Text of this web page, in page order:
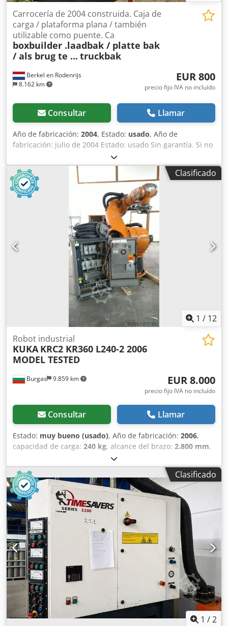
| Asistente de carril, asistente de frenado de emergencia |
Tapizado parcial en cuero, calefacción independiente |
Enganche de remolque | Bloqueo de diferencial |
Longitud de la carrocería aprox. 5 m | Salvo error, cambio
y venta previa. Cedpfxszpyage Ah Dsrf
Berkel en Rodenrijs
8.162 km
Carrocería de 2004 construida. Caja de
carga / plataforma plana / también
utilizable como puente. Ca
boxbuilder .laadbak / platte bak
/ als brug te ... truckbak
EUR 800
precio fijo IVA no incluído
Consultar Llamar
Año de fabricación: 2004, Estado: usado, Año de
fabricación: julio de 2004 Estado: usado Sin garantía. Si no
encuentra lo que busca, no dude en ponerse en contacto
con nosotros. Credpfx Ajzp E Iish Def
Clasificado
1 / 12
Burgas 9.859 km
Robot industrial
KUKA KRC2 KR360 L240-2 2006
MODEL TESTED
EUR 8.000
precio fijo IVA no incluído
Consultar Llamar
Estado: muy bueno (usado), Año de fabricación: 2006,
capacidad de carga: 240 kg, alcance del brazo: 2.800 mm,
KUKA, modelo de controlador:
KRC2 ed05, El KR360 está diseñado para una carga útil
nominal de 360 kg, con el fin de optimizar el rendimiento
dinámico del robot. Aplicaciones principales: - Soldadura -
Dosificación - Fabricación aditiva Credpfx Aow H Ny Hjh Def
Modelo: KR360 L240-2 (también disponible la opción
MORE) Estado: Usado y probado Año: 2006 (también
disponibles otras opciones) Armario del controlador: KRC2
ed05 Incluye: Manipulador + armario de control KRC2 ed05
+ todos los juegos de cables + panel de enseñanza -
CONJUNTO COMPLETO Póngase en contacto con nosotros
para solicitar un presupuesto y conocer las opciones de
reacondicionamiento. Como PLC Merkezi EOOD, contamos
con más de 300 robots en nuestro inventario y trabajamos
con las marcas KUKA, ABB, FANUC y Motoman. (Fuente:
sitio web de KUKA)
Clasificado
1 /2